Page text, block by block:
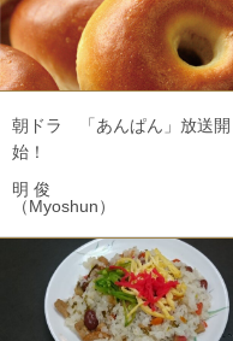
朝ドラ 「あんぱん」放送開
始！
明 俊
（Myoshun）